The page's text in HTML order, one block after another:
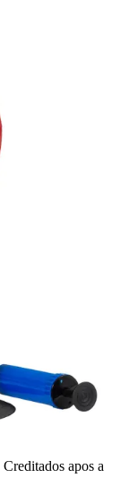
Creditados apos a